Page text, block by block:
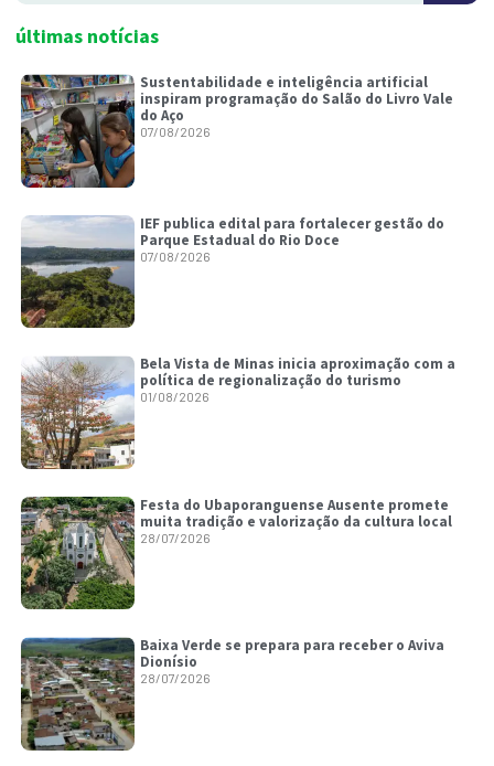
últimas notícias
Sustentabilidade e inteligência artificial
inspiram programação do Salão do Livro Vale
do Aço
07/08/2026
IEF publica edital para fortalecer gestão do
Parque Estadual do Rio Doce
07/08/2026
Bela Vista de Minas inicia aproximação com a
política de regionalização do turismo
01/08/2026
Festa do Ubaporanguense Ausente promete
muita tradição e valorização da cultura local
28/07/2026
Baixa Verde se prepara para receber o Aviva
Dionísio
28/07/2026